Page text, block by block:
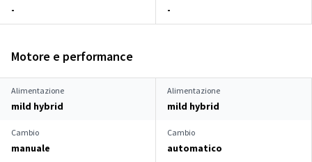
- -
Motore e performance
Alimentazione
mild hybrid
Alimentazione
mild hybrid
Cambio
manuale
Cambio
automatico